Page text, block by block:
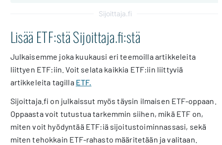
Sijoittaja.fi
Lisää ETF:stä Sijoittaja.fi:stä
Julkaisemme joka kuukausi eri teemoilla artikkeleita
liittyen ETF:iin. Voit selata kaikkia ETF:iin liittyviä
artikkeleita tagilla ETF.
Sijoittaja.fi on julkaissut myös täysin ilmaisen ETF-oppaan.
Oppaasta voit tutustua tarkemmin siihen, mikä ETF on,
miten voit hyödyntää ETF:iä sijoitustoiminnassasi, sekä
miten tehokkain ETF-rahasto määritetään ja valitaan.